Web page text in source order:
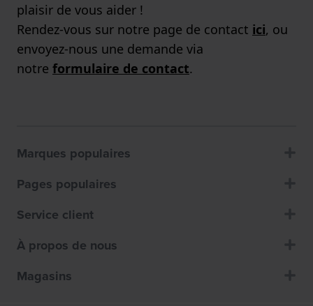
plaisir de vous aider !
Rendez-vous sur notre page de contact ici, ou
envoyez-nous une demande via
notre formulaire de contact.
Marques populaires
Pages populaires
Service client
À propos de nous
Magasins